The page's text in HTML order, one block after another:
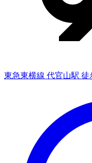
東急東横線 代官山駅 徒